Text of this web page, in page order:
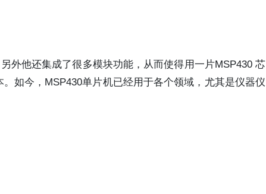
外他还集成了很多模块功能，从而使得用一片MSP430 芯
如今，MSP430单片机已经用于各个领域，尤其是仪器仪